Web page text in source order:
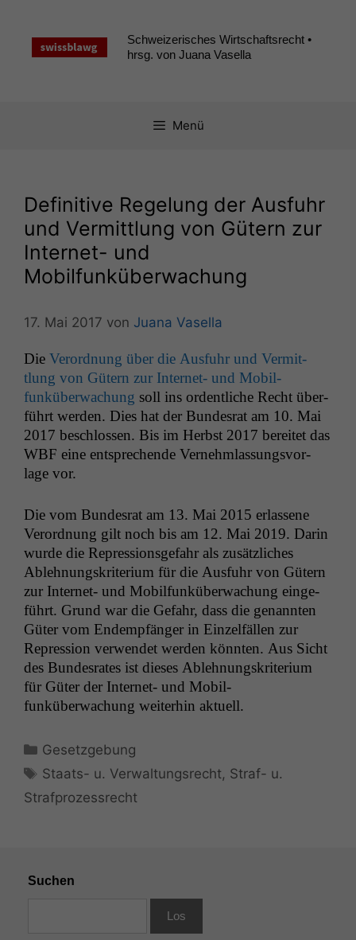
springen
Schweizerisches Wirtschaftsrecht •
hrsg. von Juana Vasella
Menü
Definitive Regelung der Ausfuhr
und Vermittlung von Gütern zur
Internet- und
Mobilfunküberwachung
17. Mai 2017 von Juana Vasella
Die Verord­nung über die Aus­fuhr und Ver­mit­
tlung von Gütern zur Inter­net- und Mobil­
funküberwachung soll ins ordentliche Recht über­
führt wer­den. Dies hat der Bun­desrat am 10. Mai
2017 beschlossen. Bis im Herb­st 2017 bere­it­et das
WBF eine entsprechende Vernehm­las­sungsvor­
lage vor.
Die vom Bun­desrat am 13. Mai 2015 erlassene
Verord­nung gilt noch bis am 12. Mai 2019. Darin
wurde die Repres­sion­s­ge­fahr als zusät­zlich­es
Ablehnungskri­teri­um für die Aus­fuhr von Gütern
zur Inter­net- und Mobil­funküberwachung einge­
führt. Grund war die Gefahr, dass die genan­nten
Güter vom Endempfänger in Einzelfällen zur
Repres­sion ver­wen­det wer­den kön­nten. Aus Sicht
des Bun­desrates ist dieses Ablehnungskri­teri­um
für Güter der Inter­net- und Mobil­
funküberwachung weit­er­hin aktuell.
Kategorien
Gesetzgebung
Schlagwörter
Staats- u. Verwaltungsrecht, Straf- u.
Strafprozessrecht
Suchen